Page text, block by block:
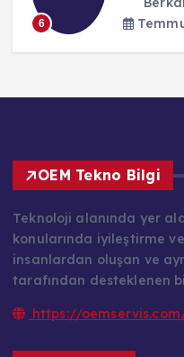
6
OEM Tekno Bilgi
Teknoloji alanında yer
konularında iyileştirme
insanlardan oluşan ve
tarafından desteklenen
https://